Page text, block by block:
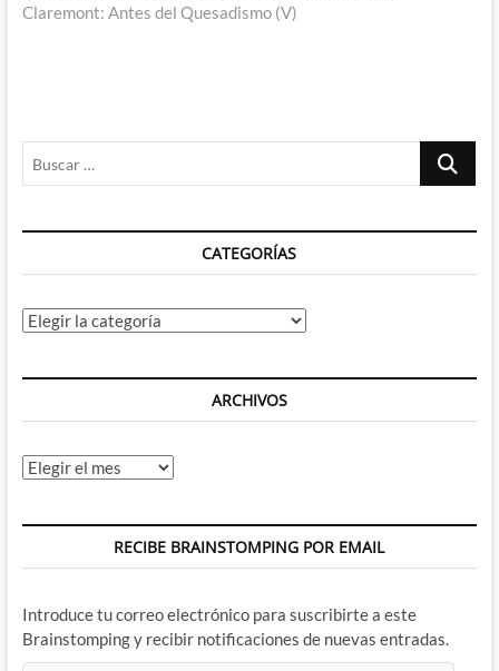
Claremont: Antes del Quesadismo (V)
Buscar
CATEGORÍAS
Categorías
ARCHIVOS
Archivos
RECIBE BRAINSTOMPING POR EMAIL
Introduce tu correo electrónico para suscribirte a este
Brainstomping y recibir notificaciones de nuevas entradas.